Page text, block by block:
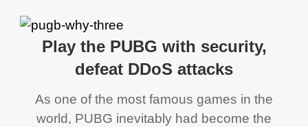
Play the PUBG with security,
defeat DDoS attacks
As one of the most famous games in the
world, PUBG inevitably had become the